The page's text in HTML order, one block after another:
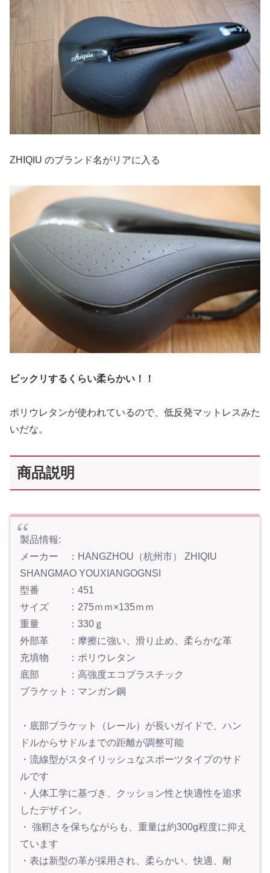
ZHIQIU のブランド名がリアに入る
ビックリするくらい柔らかい！！
ポリウレタンが使われているので、低反発マットレスみた
いだな。
商品説明
製品情報:
メーカー ：HANGZHOU（杭州市） ZHIQIU
SHANGMAO YOUXIANGOGNSI
型番 ：451
サイズ ：275ｍｍ×135ｍｍ
重量 ：330ｇ
外部革 ：摩擦に強い、滑り止め、柔らかな革
充填物 ：ポリウレタン
底部 ：高強度エコプラスチック
ブラケット：マンガン鋼
・底部ブラケット（レール）が長いガイドで、ハン
ドルからサドルまでの距離が調整可能
・流線型がスタイリッシュなスポーツタイプのサド
ルです
・人体工学に基づき、クッション性と快適性を追求
したデザイン。
・ 強靭さを保ちながらも、重量は約300g程度に抑え
ています
・表は新型の革が採用され、柔らかい、快適、耐